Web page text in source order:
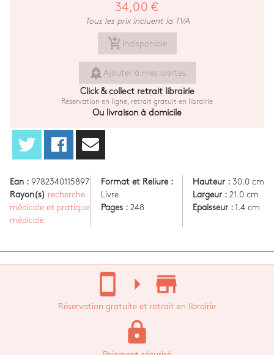
34,00 €
Tous les prix incluent la TVA
add_shopping_cart Indisponible
add_alert Ajouter à mes alertes
Click & collect retrait librairie
Réservation en ligne, retrait gratuit en librairie
Ou livraison à domicile
Ean : 9782340115897
Rayon(s) recherche
médicale et pratique
médicale
Format et Reliure :
Livre
Pages : 248
Hauteur :30.0 cm
Largeur :21.0 cm
Epaisseur :1.4 cm
stay_current_portrait arrow_right store_mall_directory
Réservation gratuite et retrait en librairie
lock